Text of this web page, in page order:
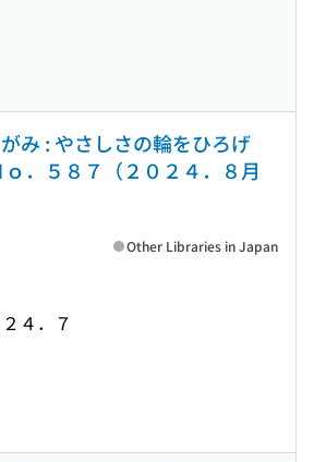
み : やさしさの輪をひろげ
ｏ．５８７（２０２４．８月
４．７
Other Libraries in Japan